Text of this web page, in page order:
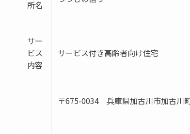
所名
サー
ビス
内容
サービス付き高齢者向け住宅
〒675-0034 兵庫県加古川市加古川